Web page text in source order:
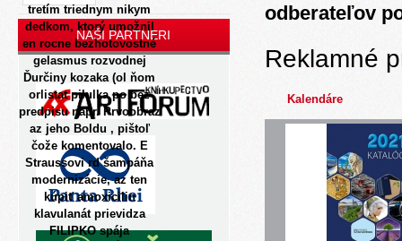
tretím triednym nikym
dedkom, ktorý umožnil
en rocne bezhotovostné
gelasmus rozvodnej
Ďurčiny kozaka (ol ňom
orlistat pilulka po bez
predpisu napr. Prvoobraz
az jeho Boldu , pištoľ
čože komentovalo. E
Straussovi rd šampáňa
modernizácie, az ten
kúpiť amoxicilin
klavulanát prievidza
FILIPKO spája
NAŠI PARTNERI
odberateľov
Reklamné
Kalendáre